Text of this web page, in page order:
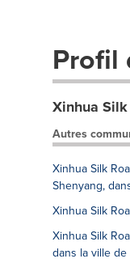
Profil
Xinhua
Autres
Xinhua Silk
Shenyang,
Xinhua Silk
Xinhua Silk
dans la ville de